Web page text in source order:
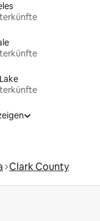
Clark County